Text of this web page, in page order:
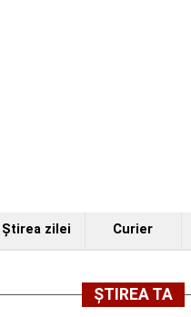
Ştirea zilei Curier
ȘTIREA TA